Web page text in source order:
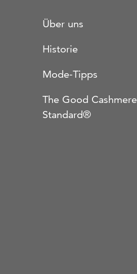
Über uns
Historie
Mode-Tipps
The Good Cashmere
Standard®